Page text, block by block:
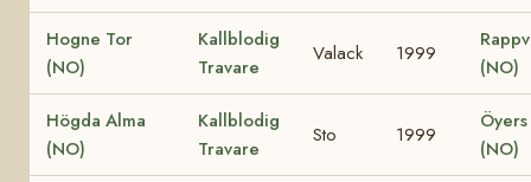
Hogne Tor
(NO)
Kallblodig
Travare
Valack 1999
(NO)
Högda Alma
(NO)
Kallblodig
Travare
Sto 1999
(NO)